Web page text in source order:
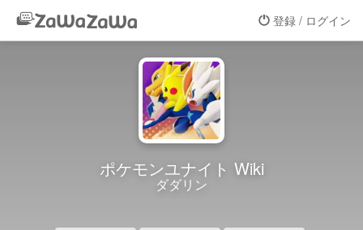
登録 / ログイン
ポケモンユナイト Wiki
ダダリン